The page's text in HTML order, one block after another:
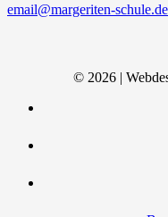
email@margeriten-schule.de
© 2026 |